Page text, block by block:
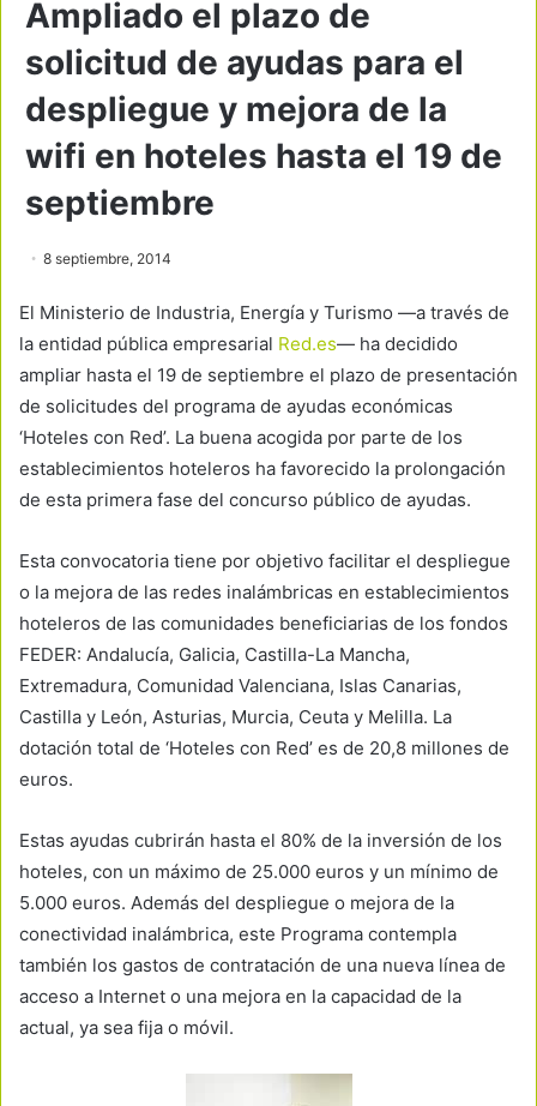
Ampliado el plazo de
solicitud de ayudas para el
despliegue y mejora de la
wifi en hoteles hasta el 19 de
septiembre
8 septiembre, 2014
El Ministerio de Industria, Energía y Turismo —a través de
la entidad pública empresarial Red.es— ha decidido
ampliar hasta el 19 de septiembre el plazo de presentación
de solicitudes del programa de ayudas económicas
‘Hoteles con Red’. La buena acogida por parte de los
establecimientos hoteleros ha favorecido la prolongación
de esta primera fase del concurso público de ayudas.
Esta convocatoria tiene por objetivo facilitar el despliegue
o la mejora de las redes inalámbricas en establecimientos
hoteleros de las comunidades beneficiarias de los fondos
FEDER: Andalucía, Galicia, Castilla-La Mancha,
Extremadura, Comunidad Valenciana, Islas Canarias,
Castilla y León, Asturias, Murcia, Ceuta y Melilla. La
dotación total de ‘Hoteles con Red’ es de 20,8 millones de
euros.
Estas ayudas cubrirán hasta el 80% de la inversión de los
hoteles, con un máximo de 25.000 euros y un mínimo de
5.000 euros. Además del despliegue o mejora de la
conectividad inalámbrica, este Programa contempla
también los gastos de contratación de una nueva línea de
acceso a Internet o una mejora en la capacidad de la
actual, ya sea fija o móvil.